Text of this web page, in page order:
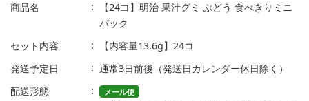
商品名
【24コ】明治 果汁グミ ぶどう 食べきりミニ
パック
セット内容
【内容量13.6g】24コ
発送予定日
通常3日前後（発送日カレンダー休日除く）
配送形態
メール便